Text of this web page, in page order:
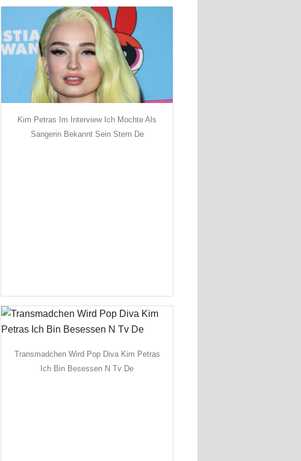
Kim Petras Im Interview Ich Mochte Als
Sangerin Bekannt Sein Stern De
Transmadchen Wird Pop Diva Kim Petras
Ich Bin Besessen N Tv De